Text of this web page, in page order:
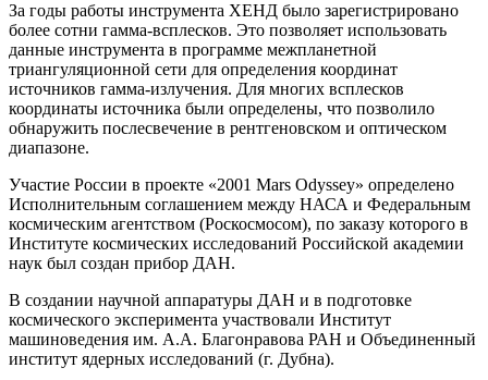
За годы работы инструмента ХЕНД было зарегистрировано
более сотни гамма-всплесков. Это позволяет использовать
данные инструмента в программе межпланетной
триангуляционной сети для определения координат
источников гамма-излучения. Для многих всплесков
координаты источника были определены, что позволило
обнаружить послесвечение в рентгеновском и оптическом
диапазоне.
Участие России в проекте «2001 Mars Odyssey» определено
Исполнительным соглашением между НАСА и Федеральным
космическим агентством (Роскосмосом), по заказу которого в
Институте космических исследований Российской академии
наук был создан прибор ДАН.
В создании научной аппаратуры ДАН и в подготовке
космического эксперимента участвовали Институт
машиноведения им. А.А. Благонравова РАН и Объединенный
институт ядерных исследований (г. Дубна).